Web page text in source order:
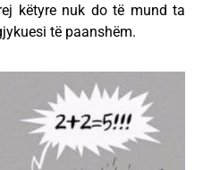
këtyre nuk do të mund ta
të paanshëm.